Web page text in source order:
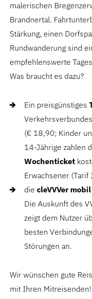
malerischen
Brandnertal.
Stärkung, einen
Rundwanderung sind
empfehlenswerte
Was braucht es dazu?
Ein preisgünstiges
(€ 18,90; Kinder
14-Jährige zahlen
Wochenticket
Erwachsener
die cleVVVer
Die Auskunft des
zeigt dem Nutzer
besten
Störungen an.
Wir wünschen gute
mit Ihren Mitreisenden!